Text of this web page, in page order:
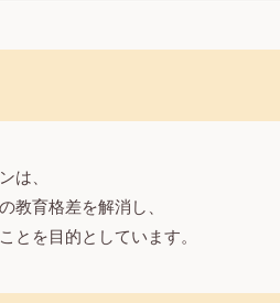
は、
教育格差を解消し、
とを目的としています。